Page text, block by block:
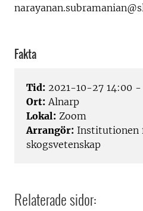
Fakta
Tid: 2021-10-27 14:00 -
Ort: Alnarp
Lokal: Zoom
Arrangör: Institutionen
skogsvetenskap
Relaterade sidor: